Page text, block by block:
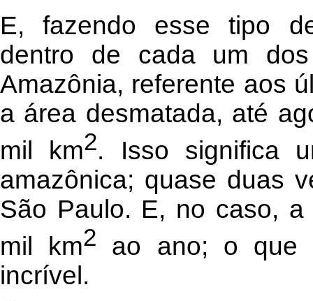
E, fazendo esse tipo
dentro de cada um
Amazônia, referente aos
a área desmatada, até
mil km2. Isso significa
amazônica; quase duas
São Paulo. E, no caso,
mil km2 ao ano; o que
incrível.